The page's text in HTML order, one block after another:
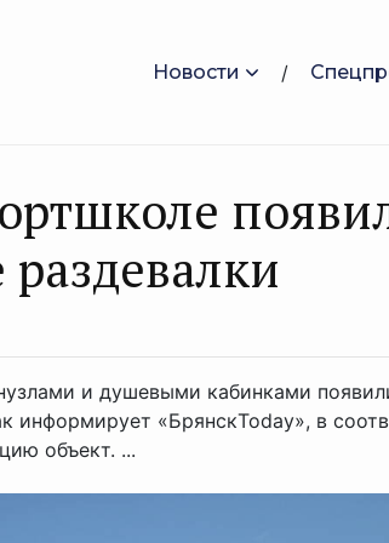
Новости
и душевыми кабинками
информирует «БрянскToday», в
объект. ...